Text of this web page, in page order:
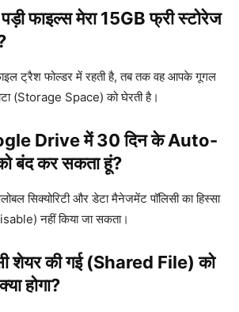
फाइल्स मेरा 15GB फ्री स्टोरेज
ट्रैश फोल्डर में रहती है, तब तक वह आपके गूगल
(Storage Space) को घेरती है।
Drive में 30 दिन के Auto-
बंद कर सकता हूं?
सिक्योरिटी और डेटा मैनेजमेंट पॉलिसी का हिस्सा
नहीं किया जा सकता।
शेयर की गई (Shared File) को
होगा?